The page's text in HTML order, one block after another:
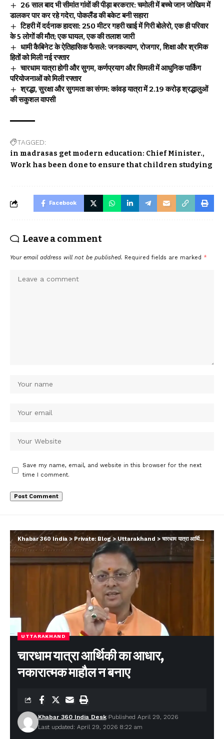
26 साल बाद भी सीमांत गांवों की पीड़ा बरकरार: चमोली में बच्चे जान जोखिम में
डालकर पार कर रहे गदेरा, पोकलैंड की बकेट बनी सहारा
टिहरी में दर्दनाक हादसा: 250 मीटर गहरी खाई में गिरी बोलेरो, एक ही परिवार
के 5 लोगों की मौत; एक घायल, एक की तलाश जारी
धामी कैबिनेट के ऐतिहासिक फैसले: जनकल्याण, रोजगार, शिक्षा और श्रमिक
हितों को मिली नई रफ्तार
चारधाम यात्रा होगी और सुगम, कर्णप्रयाग और सिमली में आधुनिक पार्किंग
परियोजनाओं को मिली रफ्तार
श्रद्धा, सुरक्षा और सुगमता का संगम: कांवड़ यात्रा में 2.19 करोड़ श्रद्धालुओं
की सकुशल वापसी
TAGGED:
in madrasas get modern education: Chief Minister.
Work has been done to ensure that children studying
Facebook
Leave a comment
Your email address will not be published. Required fields are marked *
Save my name, email, and website in this browser for the next
time I comment.
Khabar 360 India > Private: Blog>Uttarakhand >चारधाम यात्रा आर्थिकी का आधार, नकारात्मक माहौल न बनाए
UTTARAKHAND
चारधाम यात्रा आर्थिकी का आधार,
नकारात्मक माहौल न बनाए
Last updated: April 29, 2026 8:22 am
Khabar 360 India Desk Published April 29, 2026